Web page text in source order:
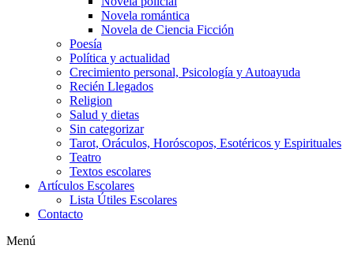
Novela romántica
Novela de Ciencia Ficción
Poesía
Política y actualidad
Crecimiento personal, Psicología y Autoayuda
Recién Llegados
Religion
Salud y dietas
Sin categorizar
Tarot, Oráculos, Horóscopos, Esotéricos y Espirituales
Teatro
Textos escolares
Artículos Escolares
Lista Útiles Escolares
Contacto
Menú